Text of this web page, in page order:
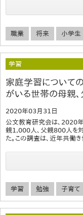
職業 将来 小学生
学習
家庭学習について
がいる世帯の母親、
2020年03月31日
公文教育研究会は、2020
親1,000人、父親800人を対
た。この調査は、近年共働
学習 勉強 子育て